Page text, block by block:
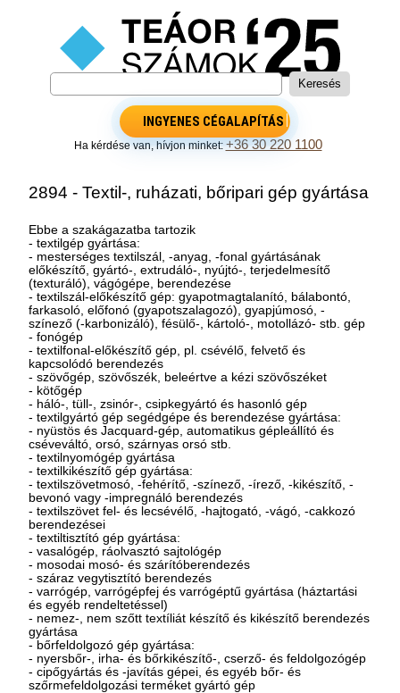
INGYENES CÉGALAPÍTÁS
Ha kérdése van, hívjon minket:+36 30 220 1100
2894 - Textil-, ruházati, bőripari gép gyártása
Ebbe a szakágazatba tartozik
- textilgép gyártása:
- mesterséges textilszál, -anyag, -fonal gyártásának
előkészítő, gyártó-, extrudáló-, nyújtó-, terjedelmesítő
(texturáló), vágógépe, berendezése
- textilszál-előkészítő gép: gyapotmagtalanító, bálabontó,
farkasoló, előfonó (gyapotszalagozó), gyapjúmosó, -
színező (-karbonizáló), fésülő-, kártoló-, motollázó- stb. gép
- fonógép
- textilfonal-előkészítő gép, pl. csévélő, felvető és
kapcsolódó berendezés
- szövőgép, szövőszék, beleértve a kézi szövőszéket
- kötőgép
- háló-, tüll-, zsinór-, csipkegyártó és hasonló gép
- textilgyártó gép segédgépe és berendezése gyártása:
- nyüstös és Jacquard-gép, automatikus gépleállító és
cséveváltó, orsó, szárnyas orsó stb.
- textilnyomógép gyártása
- textilkikészítő gép gyártása:
- textilszövetmosó, -fehérítő, -színező, -írező, -kikészítő, -
bevonó vagy -impregnáló berendezés
- textilszövet fel- és lecsévélő, -hajtogató, -vágó, -cakkozó
berendezései
- textiltisztító gép gyártása:
- vasalógép, ráolvasztó sajtológép
- mosodai mosó- és szárítóberendezés
- száraz vegytisztító berendezés
- varrógép, varrógépfej és varrógéptű gyártása (háztartási
és egyéb rendeltetéssel)
- nemez-, nem szőtt textíliát készítő és kikészítő berendezés
gyártása
- bőrfeldolgozó gép gyártása:
- nyersbőr-, irha- és bőrkikészítő-, cserző- és feldolgozógép
- cipőgyártás és -javítás gépei, és egyéb bőr- és
szőrmefeldolgozási terméket gyártó gép